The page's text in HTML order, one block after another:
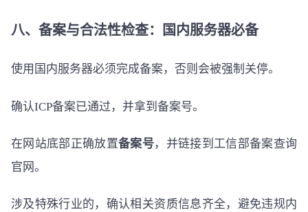
八、备案与合法性检查：国内服务器必备
使用国内服务器必须完成备案，否则会被强制关停。
确认ICP备案已通过，并拿到备案号。
在网站底部正确放置备案号，并链接到工信部备案查询
官网。
涉及特殊行业的，确认相关资质信息齐全，避免违规内